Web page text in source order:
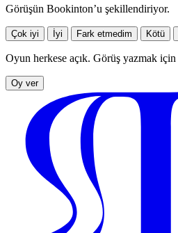
Görüşün Bookinton’u şekillendiriyor.
Çok iyi İyi Fark etmedim Kötü
Oyun herkese açık. Görüş yazmak için
Oy ver